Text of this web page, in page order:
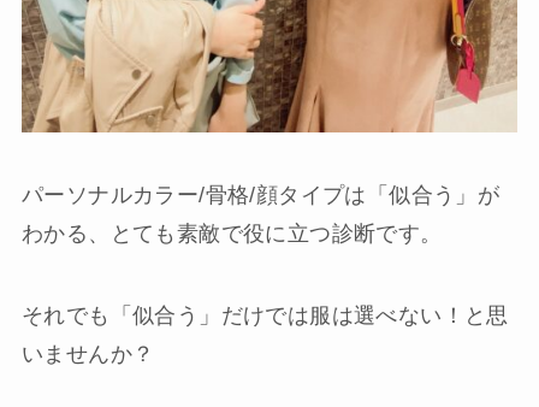
パーソナルカラー/骨格/顔タイプは「似合う」が
わかる、とても素敵で役に立つ診断です。
それでも 「似合う」だけでは服は選べない！ と思
いませんか？